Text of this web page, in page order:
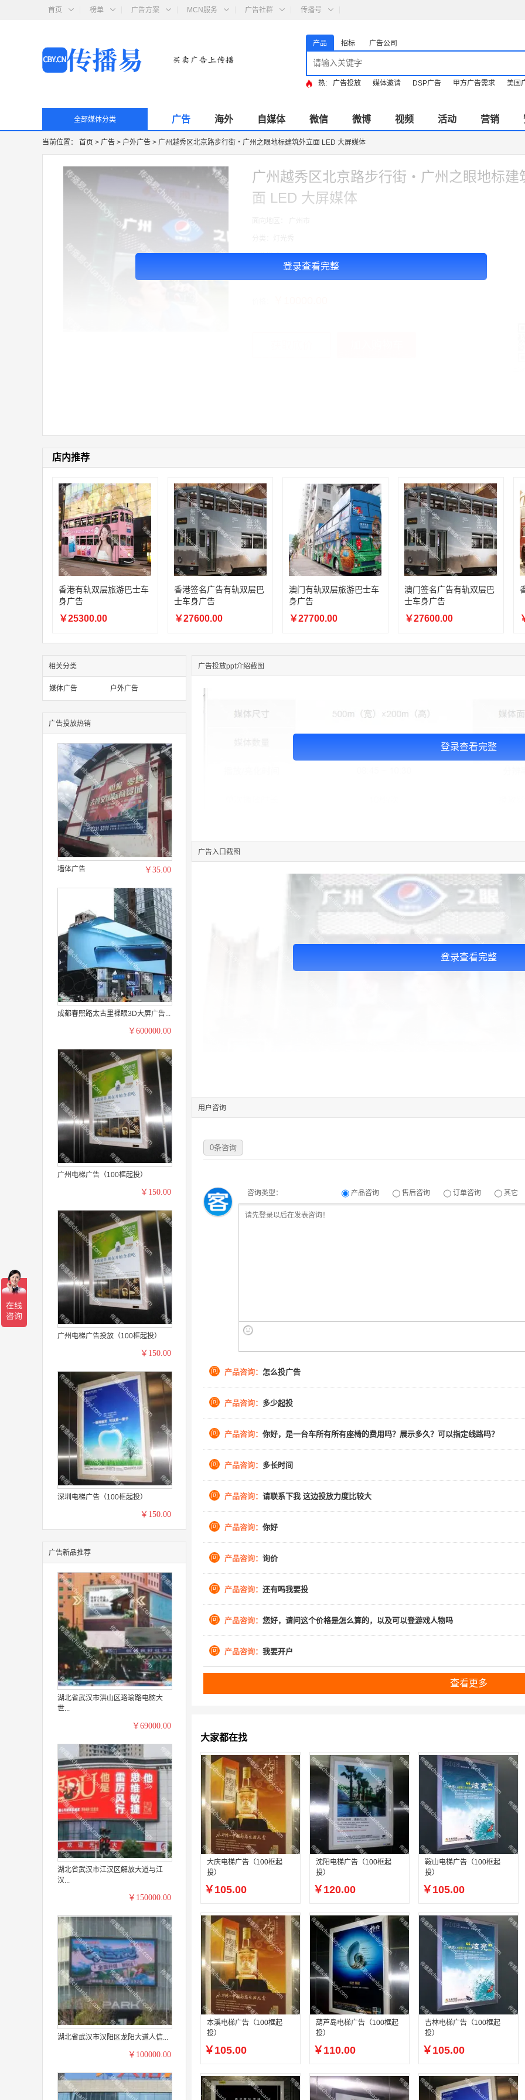
首页 榜单 广告方案 MCN服务 广告社群 传播号
产品 招标 广告公司
热: 广告投放 媒体邀请 DSP广告 甲方广告需求 美国
全部媒体分类 广告 海外 自媒体 微信 微博 视频 活动 营销
当前位置： 首页 > 广告 > 户外广告 > 广州越秀区北京路步行街・广州之眼地标建筑外立面 LED 大屏媒体
登录查看完整
广州越秀区北京路步行街・广州之眼地标建
面 LED 大屏媒体
01:50:54 192****2334 联系了该媒体所在商家
03:40:56
157****6971 联系了该媒体所在商家
10:08:47
155****5272
联系了该媒体所在商家
02:32:27
176****3456
联系了该媒体所在商家
182****6963 联系了该媒体所在商家
11:44:28 130****3379 联系了该媒体所在商家
08:36:41 191****0991 联系了该媒体所在商家
05:24:34
186****8762 联系了该媒体所在商家
02:28:16 183****1249 联系了该媒体所在商家
08:52:47 155****6115
联系了该媒体所在商家
店内推荐
香港有轨双层旅游巴士车
身广告
￥25300.00
香港签名广告有轨双层巴
士车身广告
￥27600.00
澳门有轨双层旅游巴士车
身广告
￥27700.00
澳门签名广告有轨双层巴
士车身广告
￥27600.00
相关分类
媒体广告 户外广告
广告投放热销
墙体广告 ￥35.00
成都春熙路太古里裸眼3D大屏广告...
￥600000.00
广州电梯广告（100框起投）
￥150.00
广州电梯广告投放（100框起投）
￥150.00
深圳电梯广告（100框起投）
￥150.00
广告新品推荐
湖北省武汉市洪山区珞瑜路电脑大
世...
￥69000.00
湖北省武汉市江汉区解放大道与江
汉...
￥150000.00
湖北省武汉市汉阳区龙阳大道人信...
￥100000.00
广告投放ppt介绍截图
登录查看完整
广告入口截图
登录查看完整
用户咨询
0条咨询
咨询类型： 产品咨询 售后咨询 订单咨询 其它
问 产品咨询： 怎么投广告
问 产品咨询： 多少起投
问 产品咨询： 你好，是一台车所有所有座椅的费用吗？展示多久？可以指定线路吗？
问 产品咨询： 多长时间
问 产品咨询： 请联系下我 这边投放力度比较大
问 产品咨询： 你好
问 产品咨询： 询价
问 产品咨询： 还有吗我要投
问 产品咨询： 您好，请问这个价格是怎么算的，以及可以登游戏人物吗
问 产品咨询： 我要开户
查看更多
大家都在找
大庆电梯广告（100框起
投）
￥105.00
沈阳电梯广告（100框起
投）
￥120.00
鞍山电梯广告（100框起
投）
￥105.00
本溪电梯广告（100框起
投）
￥105.00
葫芦岛电梯广告（100框起
投）
￥110.00
吉林电梯广告（100框起
投）
￥105.00